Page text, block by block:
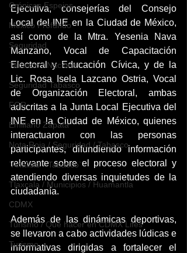
Crónicas Espejos
México Profundo
Seguridad
Tabasco / Nacional
Seguridad Tabasco
FGR
Emiliano Zapata
Nota Roja / Seguridad / Tabasco
`Análisis` `Tabasco`
Tlaxcala / Municipios / Huamantla
CDMX
Turismo / Qué hacer en CDMX Lifes
Turismo
Ejecutiva, consejerías del Consejo
Local del INE en la Ciudad de México,
así como de la Mtra. Yesenia Nava
Manzano, Vocal de Capacitación
Electoral y Educación Cívica, y de la
Lic. Rosa Isela Lazcano Ostria, Vocal
de Organización Electoral, ambas
adscritas a la Junta Local Ejecutiva del
INE en la Ciudad de México, quienes
interactuaron con las personas
participantes, difundiendo información
relevante sobre el proceso electoral y
atendiendo diversas inquietudes de la
ciudadanía.
Además de las dinámicas deportivas,
se llevaron a cabo actividades lúdicas e
informativas dirigidas a fortalecer el